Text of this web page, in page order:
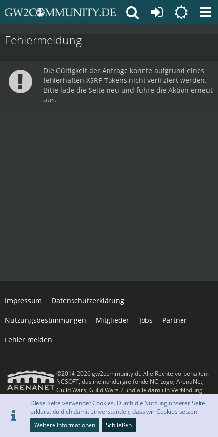
Fehlermeldung
Die Gültigkeit der Anfrage konnte aufgrund eines
fehlerhaften XSRF-Tokens nicht verifiziert werden.
Bitte lade die Seite neu und führe die Aktion erneut
aus.
Impressum Datenschutzerklärung
Nutzungsbestimmungen Mitglieder Jobs Partner
Fehler melden
©2014-2026 gw2community.de Alle Rechte vorbehalten.
NCSOFT, das ineinandergreifende NC-Logo, ArenaNet,
Guild Wars, Guild Wars 2 und alle damit in Verbindung
Warenzeichen der NCSOFT Corporation. Alle anderen Warenzeichen oder
eingetragenen Warenzeichen sind das Eigentum ihrer jeweiligen Besitzer.
Community-Software:WoltLab Suite™
Diese Seite verwendet Cookies. Durch die Nutzung unserer Seite
erklärst du dich damit einverstanden, dass wir Cookies setzen.
Weitere Informationen
Schließen